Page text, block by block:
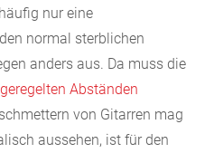
nur eine
normal sterblichen
anders aus. Da muss die
Abständen
von Gitarren mag
aussehen, ist für den